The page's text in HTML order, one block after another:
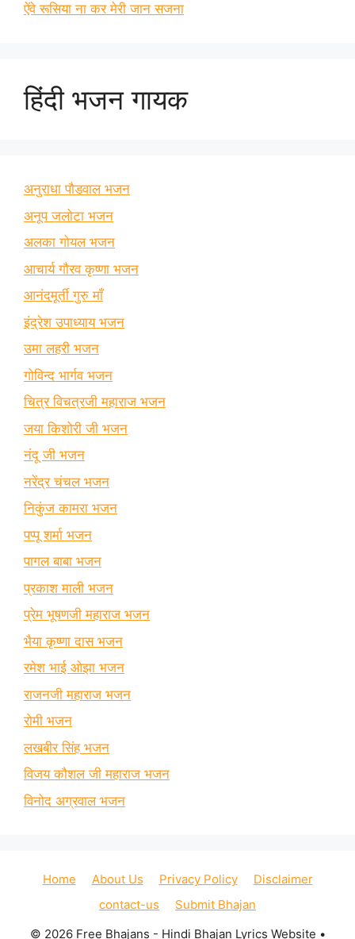
ऐंवे रूसिया ना कर मेरी जान सजना
हिंदी भजन गायक
अनुराधा पौडवाल भजन
अनूप जलोटा भजन
अलका गोयल भजन
आचार्य गौरव कृष्णा भजन
आनंदमूर्ती गुरु माँ
इंद्रेश उपाध्याय भजन
उमा लहरी भजन
गोविन्द भार्गव भजन
चित्र विचत्रजी महाराज भजन
जया किशोरी जी भजन
नंदू जी भजन
नरेंद्र चंचल भजन
निकुंज कामरा भजन
पप्पू शर्मा भजन
पागल बाबा भजन
प्रकाश माली भजन
प्रेम भूषणजी महाराज भजन
भैया कृष्णा दास भजन
रमेश भाई ओझा भजन
राजनजी महाराज भजन
रोमी भजन
लखबीर सिंह भजन
विजय कौशल जी महाराज भजन
विनोद अग्रवाल भजन
Home About Us Privacy Policy
Disclaimer
contact-us
Submit Bhajan
© 2026 Free Bhajans - Hindi Bhajan Lyrics Website •